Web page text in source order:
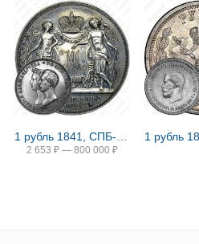
2 653 ₽ — 800 000 ₽